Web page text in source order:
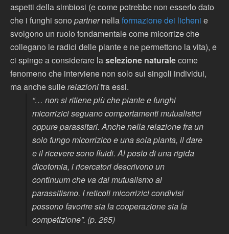
aspetti della simbiosi (e come potrebbe non esserlo dato
che i funghi sono partnernellaformazione dei licheni e
svolgono un ruolo fondamentale come micorrize che
collegano le radici delle piante e ne permettono la vita), e
ci spinge a considerare laselezione naturalecome
fenomeno che interviene non solo sui singoli individui,
ma anche sullerelazionifra essi.
“… non si ritiene più che piante e funghi
micorrizici seguano comportamenti mutualistici
oppure parassitari. Anche nella relazione fra un
solo fungo micorrizico e una sola pianta, il dare
e il ricevere sono fluidi. Al posto di una rigida
dicotomia, i ricercatori descrivono un
continuum che va dal mutualismo al
parassitismo. I reticoli micorrizici condivisi
possono favorire sia la cooperazione sia la
competizione”. (p. 265)